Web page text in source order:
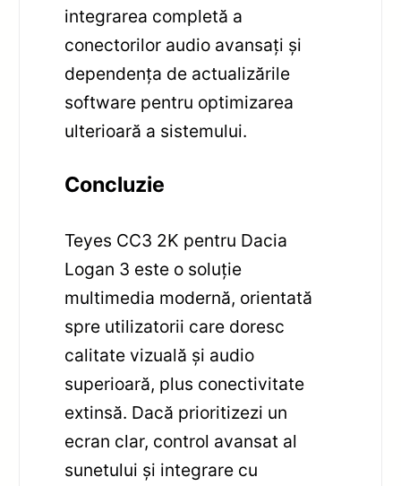
integrarea completă a
conectorilor audio avansați și
dependența de actualizările
software pentru optimizarea
ulterioară a sistemului.
Concluzie
Teyes CC3 2K pentru Dacia
Logan 3 este o soluție
multimedia modernă, orientată
spre utilizatorii care doresc
calitate vizuală și audio
superioară, plus conectivitate
extinsă. Dacă prioritizezi un
ecran clar, control avansat al
sunetului și integrare cu